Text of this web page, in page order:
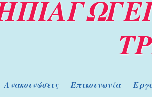
περιεχόμενο
Ανακοινώσεις Επικοινωνία